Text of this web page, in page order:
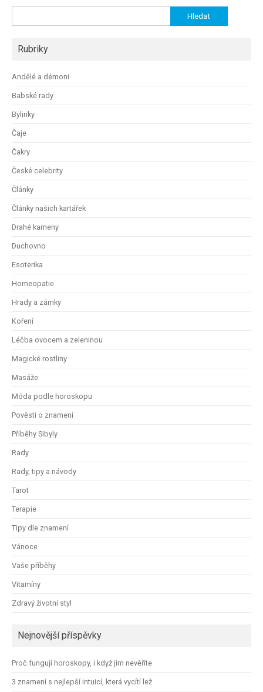
Rubriky
Andělé a démoni
Babské rady
Bylinky
Čaje
Čakry
České celebrity
Články
Články našich kartářek
Drahé kameny
Duchovno
Esoterika
Homeopatie
Hrady a zámky
Koření
Léčba ovocem a zeleninou
Magické rostliny
Masáže
Móda podle horoskopu
Pověsti o znamení
Příběhy Sibyly
Rady
Rady, tipy a návody
Tarot
Terapie
Tipy dle znamení
Vánoce
Vaše příběhy
Vitamíny
Zdravý životní styl
Nejnovější příspěvky
Proč fungují horoskopy, i když jim nevěříte
3 znamení s nejlepší intuicí, která vycítí lež